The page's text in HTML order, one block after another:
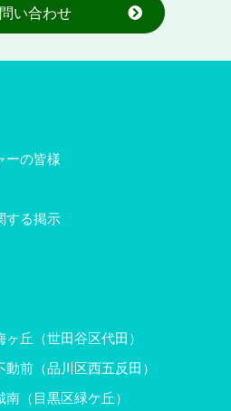
い合わせ
ーの皆様
する掲示
丘（世田谷区代田）
前（品川区西五反田）
（目黒区緑ケ丘）